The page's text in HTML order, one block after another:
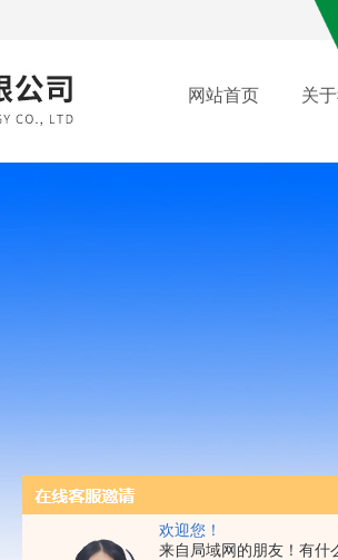
欢迎您！
来自局域网的朋友！有什
网站首页 关